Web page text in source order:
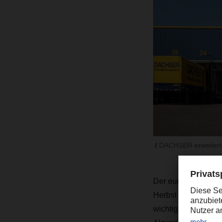
Der europaweit
Herbst 2020 kann
wichtigen Schritt